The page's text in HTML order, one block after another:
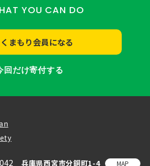
YOU CAN DO
くまもり会員になる
回だけ寄付する
兵庫県西宮市分銅町1-4 MAP